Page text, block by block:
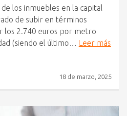
los inmuebles en la capital
de subir en términos
los 2.740 euros por metro
(siendo el último… Leer más
18 de marzo, 2025